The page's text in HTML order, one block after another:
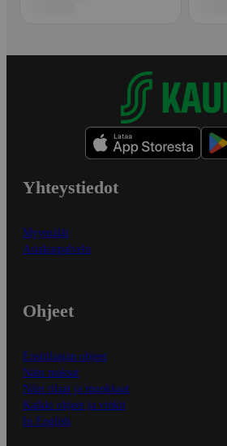
Yhteystiedot
Myymälät
Asiakaspalvelu
Ohjeet
Ensitilaajan ohjeet
Näin maksat
Näin tilaat ja muokkaat
Kaikki ohjeet ja vinkit
In English